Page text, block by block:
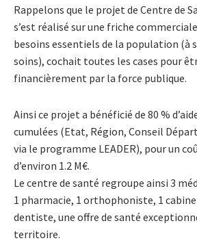
Rappelons que le projet de Centre de
s’est réalisé sur une friche
besoins essentiels de la population (à
soins), cochait toutes les cases pour
financièrement par la force publique.
Ainsi ce projet a bénéficié de 80 %
cumulées (Etat, Région, Conseil
via le programme LEADER), pour un
d’environ 1.2 M€.
Le centre de santé regroupe ainsi 3
1 pharmacie, 1 orthophoniste, 1
dentiste, une offre de santé
territoire.